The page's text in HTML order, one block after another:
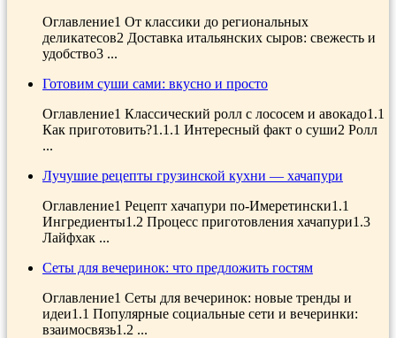
Оглавление1 От классики до региональных
деликатесов2 Доставка итальянских сыров: свежесть и
удобство3 ...
Готовим суши сами: вкусно и просто
Оглавление1 Классический ролл с лососем и авокадо1.1
Как приготовить?1.1.1 Интересный факт о суши2 Ролл
...
Лучушие рецепты грузинской кухни — хачапури
Оглавление1 Рецепт хачапури по-Имеретински1.1
Ингредиенты1.2 Процесс приготовления хачапури1.3
Лайфхак ...
Сеты для вечеринок: что предложить гостям
Оглавление1 Сеты для вечеринок: новые тренды и
идеи1.1 Популярные социальные сети и вечеринки:
взаимосвязь1.2 ...